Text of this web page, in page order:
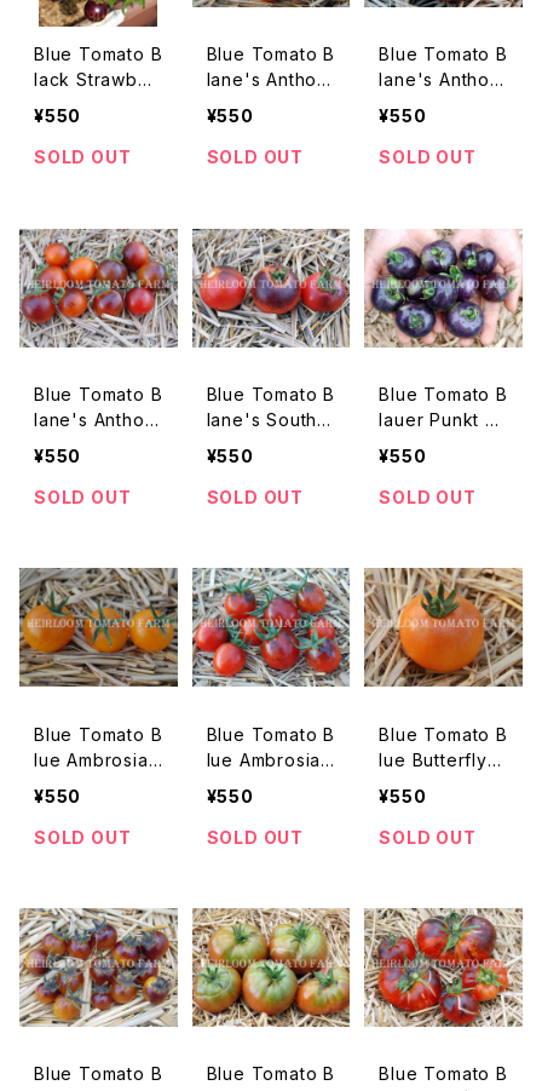
Blue Tomato B
lack Strawber
ry ブルートマト・
ベリー＊2018新
¥550
SOLD OUT
Blue Tomato B
lane's Antho
XJP F2 ブルー
アンソ・XJP F2
¥550
SOLD OUT
Blue Tomato B
lane's Antho
XV F3 ブルート
アンソ・XV F3＊
¥550
SOLD OUT
Blue Tomato B
lane's Antho
XWP F2 ブルー
アンソ・XWP F2
¥550
SOLD OUT
Blue Tomato B
lane's Southe
rn Sparkle ブ
ンズ・サザン・ス
¥550
SOLD OUT
Blue Tomato B
lauer Punkt ブ
ルートマト・ブラ
＊2015新品種
¥550
SOLD OUT
Blue Tomato B
lue Ambrosia
Yellow ブルート
ンブロシア・イエ
¥550
SOLD OUT
Blue Tomato B
lue Ambrosia
ブルートマト・ブ
ア＊2018新品種
¥550
SOLD OUT
Blue Tomato B
lue Butterfly
ブルートマト・ブ
＊2018新品種
¥550
SOLD OUT
Blue Tomato B
Blue Tomato B
Blue Tomato B